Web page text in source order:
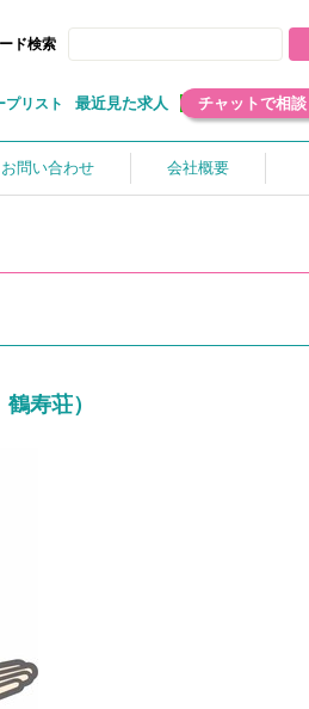
ド検索
プリスト 最近見た求人 チャットで相談
お問い合わせ 会社概要
寿荘）